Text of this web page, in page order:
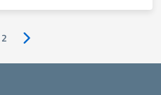
2 Pagina successiva